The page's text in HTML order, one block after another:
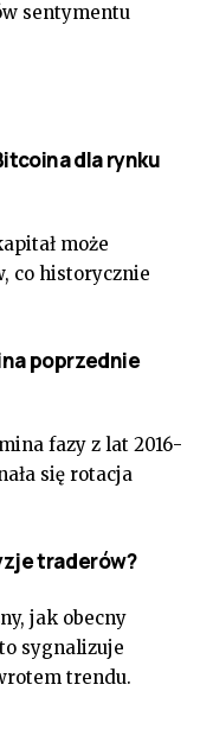
sentymentu
dla rynku
może
co historycznie
poprzednie
fazy z lat 2016-
się rotacja
traderów?
jak obecny
sygnalizuje
trendu.